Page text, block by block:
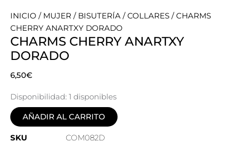
INICIO / MUJER / BISUTERÍA /COLLARES / CHARMS
CHERRY ANARTXY DORADO
CHARMS CHERRY ANARTXY
DORADO
6,50€
Disponibilidad: 1 disponibles
AÑADIR AL CARRITO
SKU
COM082D